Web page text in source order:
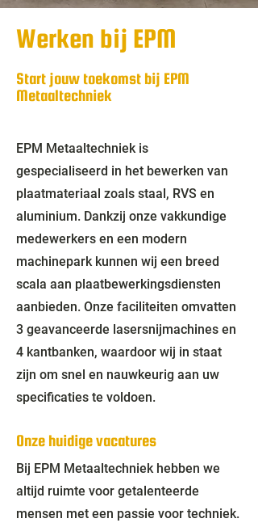
Werken bij EPM
Start jouw toekomst bij EPM
Metaaltechniek
​EPM Metaaltechniek is
gespecialiseerd in het bewerken van
plaatmateriaal zoals staal, RVS en
aluminium. Dankzij onze vakkundige
medewerkers en een modern
machinepark kunnen wij een breed
scala aan plaatbewerkingsdiensten
aanbieden. Onze faciliteiten omvatten
3 geavanceerde lasersnijmachines en
4 kantbanken, waardoor wij in staat
zijn om snel en nauwkeurig aan uw
specificaties te voldoen.​
Onze huidige vacatures
Bij EPM Metaaltechniek hebben we
altijd ruimte voor getalenteerde
mensen met een passie voor techniek.